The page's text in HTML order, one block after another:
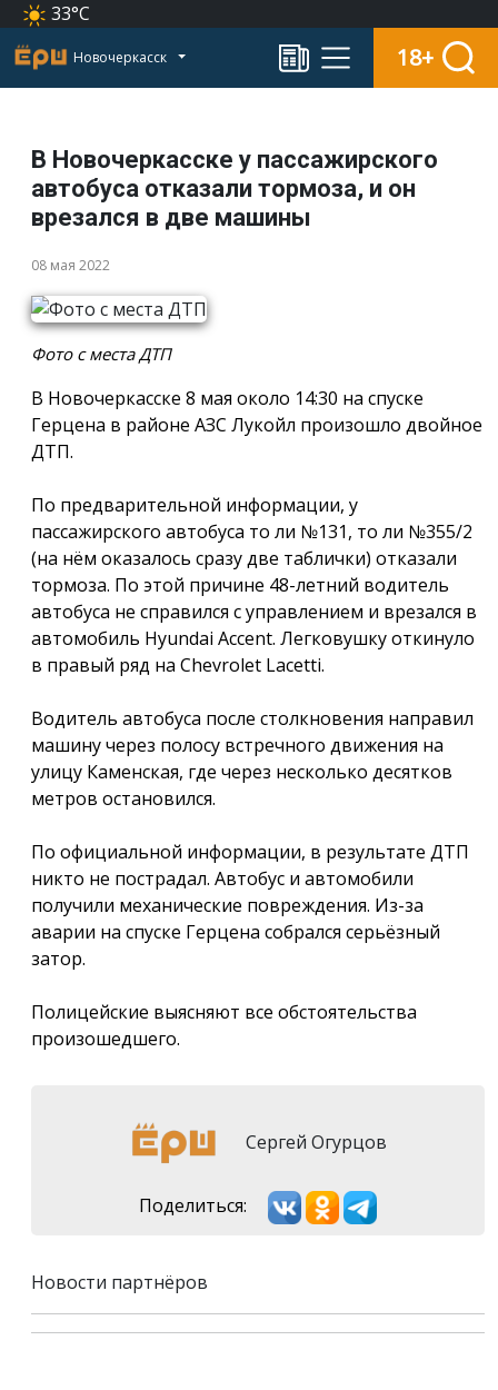
33°C
Новочеркасск 18+
В Новочеркасске у пассажирского
автобуса отказали тормоза, и он
врезался в две машины
08 мая 2022
Фото с места ДТП
В Новочеркасске 8 мая около 14:30 на спуске
Герцена в районе АЗС Лукойл произошло двойное
ДТП.
По предварительной информации, у
пассажирского автобуса то ли №131, то ли №355/2
(на нём оказалось сразу две таблички) отказали
тормоза. По этой причине 48-летний водитель
автобуса не справился с управлением и врезался в
автомобиль Hyundai Accent. Легковушку откинуло
в правый ряд на Chevrolet Lacetti.
Водитель автобуса после столкновения направил
машину через полосу встречного движения на
улицу Каменская, где через несколько десятков
метров остановился.
По официальной информации, в результате ДТП
никто не пострадал. Автобус и автомобили
получили механические повреждения. Из-за
аварии на спуске Герцена собрался серьёзный
затор.
Полицейские выясняют все обстоятельства
произошедшего.
Сергей Огурцов
Поделиться:
Новости партнёров